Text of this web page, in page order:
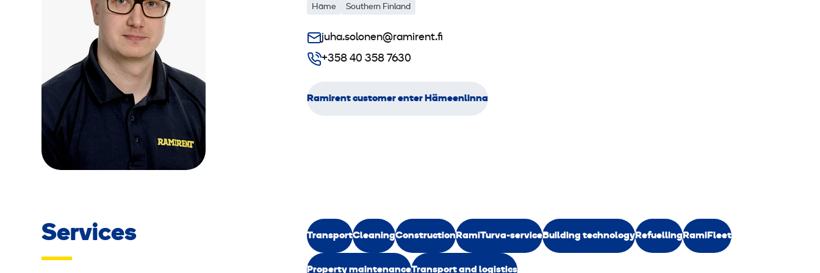
Häme Southern Finland
juha.solonen@ramirent.fi
+358 40 358 7630
Ramirent customer enter Hämeenlinna
Services TransportCleaningConstructionRamiTurva-serviceBuilding technologyRefuellingRamiFleet
Property maintenanceTransport and logistics